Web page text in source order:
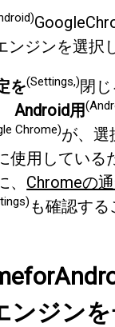
ンジンを選択
を(Settings,)閉
Android用
Chrome)が、選
使用している
Chromeの
も確認する
ンジン